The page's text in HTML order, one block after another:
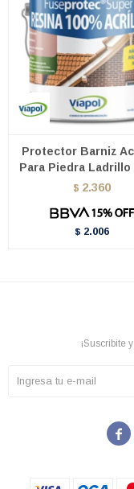
Protector Barniz
Para Piedra
$ 2.360
$ 2.006
¡Suscribite
